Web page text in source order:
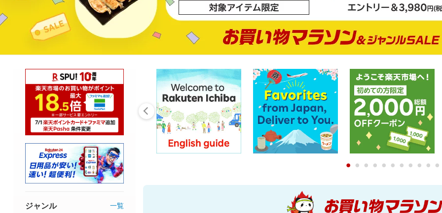
0 1 2 3 4 5 6 7 8 9
ジャンル 一覧